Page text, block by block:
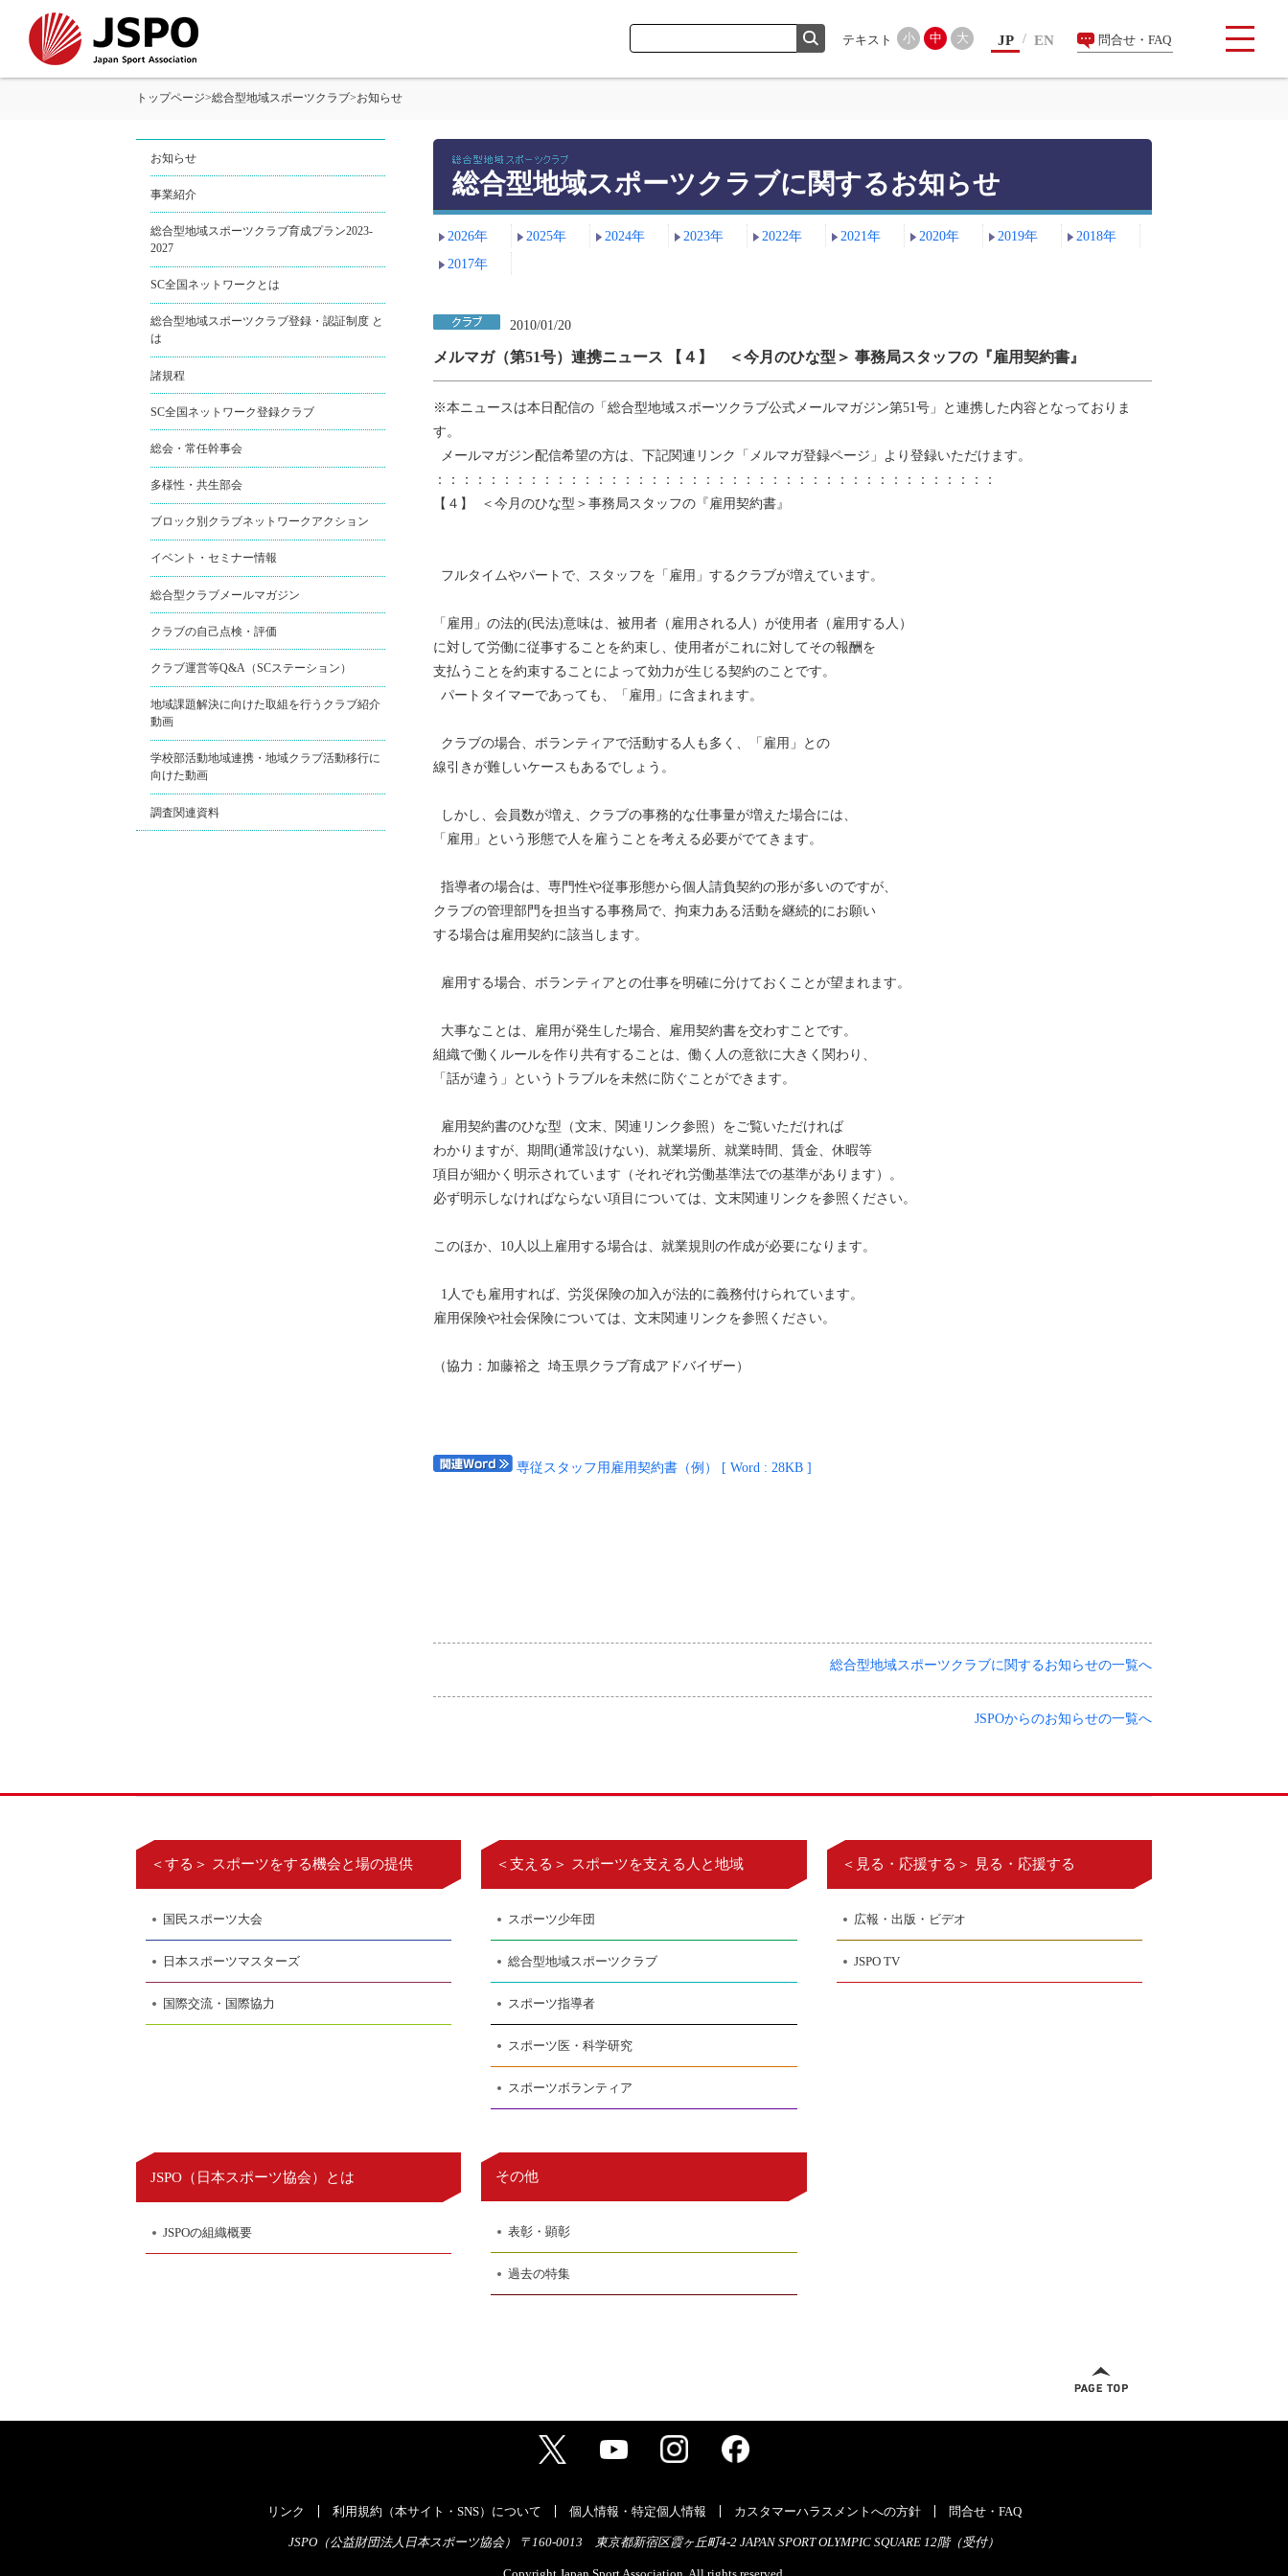
検索 小 中 大 JP EN 問合せ・FAQ
トップページ>総合型地域スポーツクラブ>お知らせ
総合型地域スポーツクラブに関するお知らせ
2026年 2025年 2024年 2023年 2022年 2021年 2020年 2019年
2018年
2017年
2010/01/20
メルマガ（第51号）連携ニュース 【４】 ＜今月のひな型＞ 事務局スタッフの『雇用契約書』
※本ニュースは本日配信の「総合型地域スポーツクラブ公式メールマガジン第51号」と連携した内容となっておりま
す。
メールマガジン配信希望の方は、下記関連リンク「メルマガ登録ページ」より登録いただけます。
：：：：：：：：：：：：：：：：：：：：：：：：：：：：：：：：：：：：：：：：：：
【４】 ＜今月のひな型＞事務局スタッフの『雇用契約書』
フルタイムやパートで、スタッフを「雇用」するクラブが増えています。
「雇用」の法的(民法)意味は、被用者（雇用される人）が使用者（雇用する人）
に対して労働に従事することを約束し、使用者がこれに対してその報酬を
支払うことを約束することによって効力が生じる契約のことです。
パートタイマーであっても、「雇用」に含まれます。
クラブの場合、ボランティアで活動する人も多く、「雇用」との
線引きが難しいケースもあるでしょう。
しかし、会員数が増え、クラブの事務的な仕事量が増えた場合には、
「雇用」という形態で人を雇うことを考える必要がでてきます。
指導者の場合は、専門性や従事形態から個人請負契約の形が多いのですが、
クラブの管理部門を担当する事務局で、拘束力ある活動を継続的にお願い
する場合は雇用契約に該当します。
雇用する場合、ボランティアとの仕事を明確に分けておくことが望まれます。
大事なことは、雇用が発生した場合、雇用契約書を交わすことです。
組織で働くルールを作り共有することは、働く人の意欲に大きく関わり、
「話が違う」というトラブルを未然に防ぐことができます。
雇用契約書のひな型（文末、関連リンク参照）をご覧いただければ
わかりますが、期間(通常設けない)、就業場所、就業時間、賃金、休暇等
項目が細かく明示されています（それぞれ労働基準法での基準があります）。
必ず明示しなければならない項目については、文末関連リンクを参照ください。
このほか、10人以上雇用する場合は、就業規則の作成が必要になります。
1人でも雇用すれば、労災保険の加入が法的に義務付けられています。
雇用保険や社会保険については、文末関連リンクを参照ください。
（協力：加藤裕之 埼玉県クラブ育成アドバイザー）
専従スタッフ用雇用契約書（例） [ Word : 28KB ]
総合型地域スポーツクラブに関するお知らせの一覧へ
JSPOからのお知らせの一覧へ
お知らせ
事業紹介
総合型地域スポーツクラブ育成プラン2023-
2027
SC全国ネットワークとは
総合型地域スポーツクラブ登録・認証制度 と
は
諸規程
SC全国ネットワーク登録クラブ
総会・常任幹事会
多様性・共生部会
ブロック別クラブネットワークアクション
イベント・セミナー情報
総合型クラブメールマガジン
クラブの自己点検・評価
クラブ運営等Q&A（SCステーション）
地域課題解決に向けた取組を行うクラブ紹介
動画
学校部活動地域連携・地域クラブ活動移行に
向けた動画
調査関連資料
＜する＞ スポーツをする機会と場の提供
国民スポーツ大会
日本スポーツマスターズ
国際交流・国際協力
＜支える＞ スポーツを支える人と地域
スポーツ少年団
総合型地域スポーツクラブ
スポーツ指導者
スポーツ医・科学研究
スポーツボランティア
＜見る・応援する＞ 見る・応援する
広報・出版・ビデオ
JSPO TV
JSPO（ 日本スポーツ協会）とは
JSPOの組織概要
その他
表彰・顕彰
過去の特集
リンク 利用規約（本サイト・SNS）について 個人情報・特定個人情報 カスタマーハラスメントへの方針 問合せ・FAQ
JSPO（公益財団法人日本スポーツ協会） 〒160-0013 東京都新宿区霞ヶ丘町4-2 JAPAN SPORT OLYMPIC SQUARE 12階（受付）